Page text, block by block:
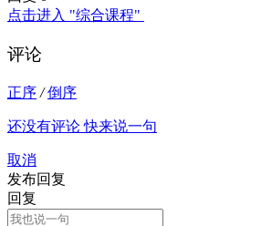
点击进入 "综合课程"
评论
正序 / 倒序
还没有评论 快来说一句
取消
发布回复
回复